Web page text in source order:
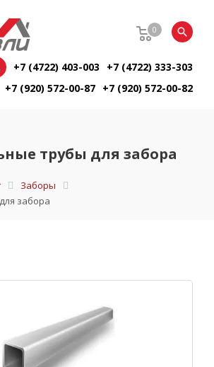
0
+7 (4722) 403-003
+7 (4722) 333-303
+7 (920) 572-00-87 +7 (920) 572-00-82
трубы для забора
Заборы
забора